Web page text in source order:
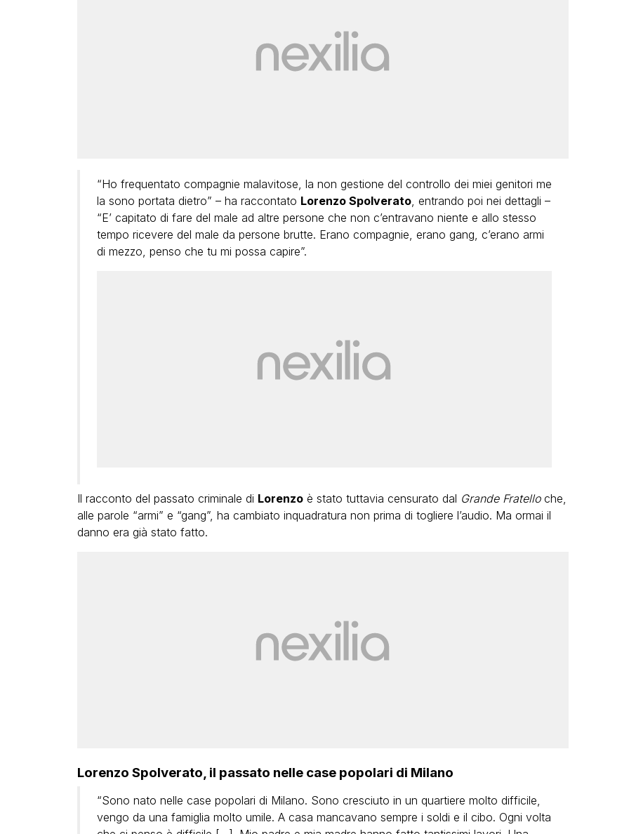
“Ho frequentato compagnie malavitose, la non gestione del controllo dei miei genitori me
la sono portata dietro” – ha raccontato Lorenzo Spolverato, entrando poi nei dettagli –
“E’ capitato di fare del male ad altre persone che non c’entravano niente e allo stesso
tempo ricevere del male da persone brutte. Erano compagnie, erano gang, c’erano armi
di mezzo, penso che tu mi possa capire”.
Il racconto del passato criminale di Lorenzoè stato tuttavia censurato dal Grande Fratelloche,
alle parole “armi” e “gang”, ha cambiato inquadratura non prima di togliere l’audio. Ma ormai il
danno era già stato fatto.
Lorenzo Spolverato, il passato nelle case popolari di Milano
“Sono nato nelle case popolari di Milano. Sono cresciuto in un quartiere molto difficile,
vengo da una famiglia molto umile. A casa mancavano sempre i soldi e il cibo. Ogni volta